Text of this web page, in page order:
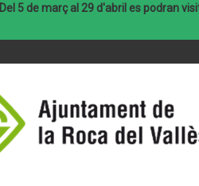
Del 5 de març al 29 d'abril es podran